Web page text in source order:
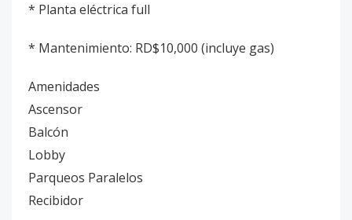
* Planta eléctrica full
* Mantenimiento: RD$10,000 (incluye gas)
Amenidades
Ascensor
Balcón
Lobby
Parqueos Paralelos
Recibidor